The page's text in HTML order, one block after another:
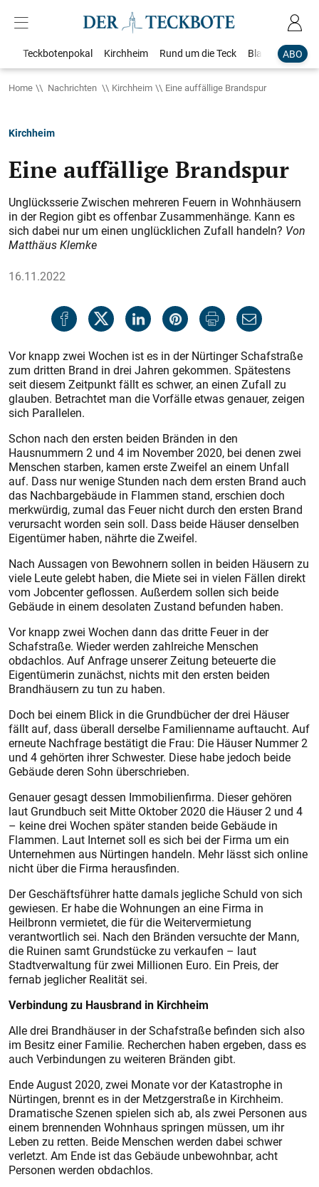
ABO
Teckbotenpokal Kirchheim Rund um die Teck Blaulicht
Home Nachrichten Kirchheim Eine auffällige Brandspur
Kirchheim
Eine auffällige Brandspur
Unglücksserie Zwischen mehreren Feuern in Wohnhäusern
in der Region gibt es offenbar Zusammenhänge. Kann es
sich dabei nur um einen unglücklichen Zufall handeln? Von
Matthäus Klemke
16.11.2022
Vor knapp zwei Wochen ist es in der Nürtinger Schafstraße
zum dritten Brand in drei Jahren gekommen. Spätestens
seit diesem Zeitpunkt fällt es schwer, an einen Zufall zu
glauben. Betrachtet man die Vorfälle etwas genauer, zeigen
sich Parallelen.
Schon nach den ersten beiden Bränden in den
Hausnummern 2 und 4 im November 2020, bei denen zwei
Menschen starben, kamen erste Zweifel an einem Unfall
auf. Dass nur wenige Stunden nach dem ersten Brand auch
das Nachbargebäude in Flammen stand, erschien doch
merkwürdig, zumal das Feuer nicht durch den ersten Brand
verursacht worden sein soll. Dass beide Häuser denselben
Eigentümer haben, nährte die Zweifel.
Nach Aussagen von Bewohnern sollen in beiden Häusern zu
viele Leute gelebt haben, die Miete sei in vielen Fällen direkt
vom Jobcenter geflossen. Außerdem sollen sich beide
Gebäude in einem desolaten Zustand befunden haben.
Vor knapp zwei Wochen dann das dritte Feuer in der
Schafstraße. Wieder werden zahlreiche Menschen
obdachlos. Auf Anfrage unserer Zeitung beteuerte die
Eigentümerin zunächst, nichts mit den ersten beiden
Brandhäusern zu tun zu haben.
Doch bei einem Blick in die Grundbücher der drei Häuser
fällt auf, dass überall derselbe Familienname auftaucht. Auf
erneute Nachfrage bestätigt die Frau: Die Häuser Nummer 2
und 4 gehörten ihrer Schwester. Diese habe jedoch beide
Gebäude deren Sohn überschrieben.
Genauer gesagt dessen Immobilienfirma. Dieser gehören
laut Grundbuch seit Mitte Oktober 2020 die Häuser 2 und 4
– keine drei Wochen später standen beide Gebäude in
Flammen. Laut Internet soll es sich bei der Firma um ein
Unternehmen aus Nürtingen handeln. Mehr lässt sich online
nicht über die Firma herausfinden.
Der Geschäftsführer hatte damals jegliche Schuld von sich
gewiesen. Er habe die Wohnungen an eine Firma in
Heilbronn vermietet, die für die Weitervermietung
verantwortlich sei. Nach den Bränden versuchte der Mann,
die Ruinen samt Grundstücke zu verkaufen – laut
Stadtverwaltung für zwei Millionen Euro. Ein Preis, der
fernab jeglicher Realität sei.
Verbindung zu Hausbrand in Kirchheim
Alle drei Brandhäuser in der Schafstraße befinden sich also
im Besitz einer Familie. Recherchen haben ergeben, dass es
auch Verbindungen zu weiteren Bränden gibt.
Ende August 2020, zwei Monate vor der Katastrophe in
Nürtingen, brennt es in der Metzgerstraße in Kirchheim.
Dramatische Szenen spielen sich ab, als zwei Personen aus
einem brennenden Wohnhaus springen müssen, um ihr
Leben zu retten. Beide Menschen werden dabei schwer
verletzt. Am Ende ist das Gebäude unbewohnbar, acht
Personen werden obdachlos.